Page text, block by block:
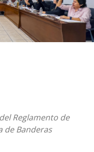
Reglamento de
de Banderas